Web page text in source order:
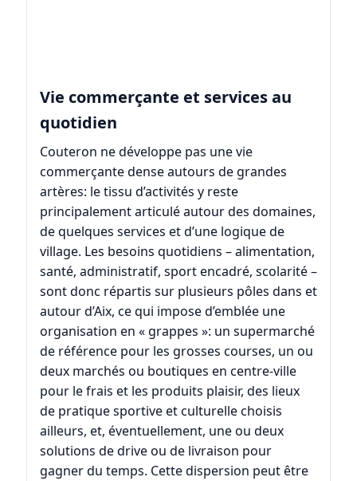
Vie commerçante et services au
quotidien
Couteron ne développe pas une vie
commerçante dense autours de grandes
artères: le tissu d’activités y reste
principalement articulé autour des domaines,
de quelques services et d’une logique de
village. Les besoins quotidiens – alimentation,
santé, administratif, sport encadré, scolarité –
sont donc répartis sur plusieurs pôles dans et
autour d’Aix, ce qui impose d’emblée une
organisation en « grappes »: un supermarché
de référence pour les grosses courses, un ou
deux marchés ou boutiques en centre-ville
pour le frais et les produits plaisir, des lieux
de pratique sportive et culturelle choisis
ailleurs, et, éventuellement, une ou deux
solutions de drive ou de livraison pour
gagner du temps. Cette dispersion peut être